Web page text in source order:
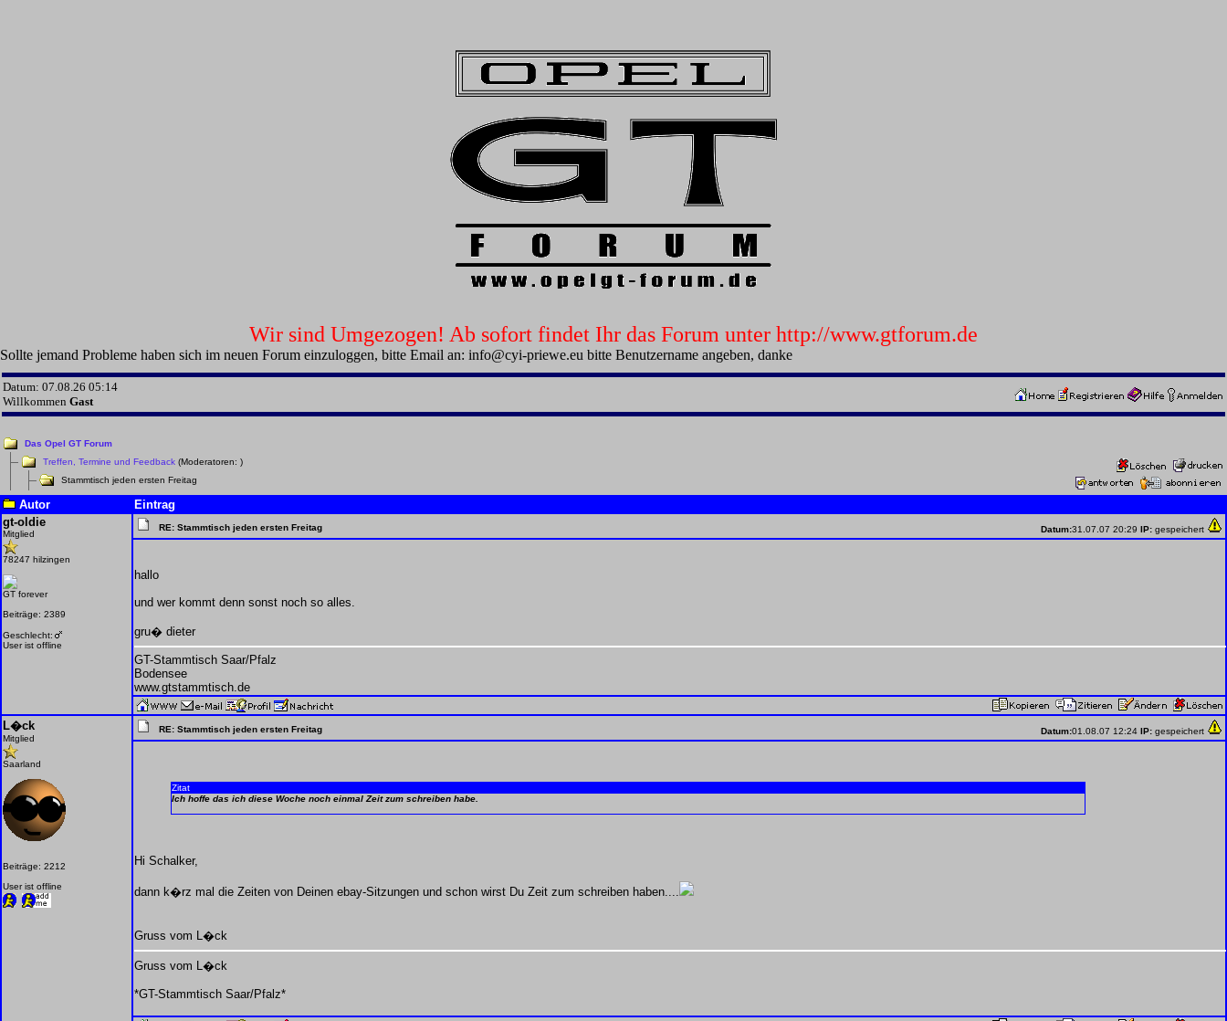
Wir sind Umgezogen! Ab sofort findet Ihr das Forum unter http://www.gtforum.de
Sollte jemand Probleme haben sich im neuen Forum einzuloggen, bitte Email an: info@cyi-priewe.eu bitte Benutzername angeben, danke
Datum: 07.08.26 05:14
Willkommen Gast
Das Opel GT Forum
Treffen, Termine und Feedback (Moderatoren: )
Stammtisch jeden ersten Freitag
Autor
Eintrag
gt-oldie
Mitglied
78247 hilzingen
GT forever
Beiträge: 2389
Geschlecht:
User ist offline
RE: Stammtisch jeden ersten Freitag Datum:31.07.07 20:29 IP: gespeichert
hallo
und wer kommt denn sonst noch so alles.
gru� dieter
GT-Stammtisch Saar/Pfalz
Bodensee
www.gtstammtisch.de
L�ck
Mitglied
Saarland
Beiträge: 2212
User ist offline
RE: Stammtisch jeden ersten Freitag Datum:01.08.07 12:24 IP: gespeichert
Zitat
Ich hoffe das ich diese Woche noch einmal Zeit zum schreiben habe.
Hi Schalker,
dann k�rz mal die Zeiten von Deinen ebay-Sitzungen und schon wirst Du Zeit zum schreiben haben....
Gruss vom L�ck
Gruss vom L�ck
*GT-Stammtisch Saar/Pfalz*